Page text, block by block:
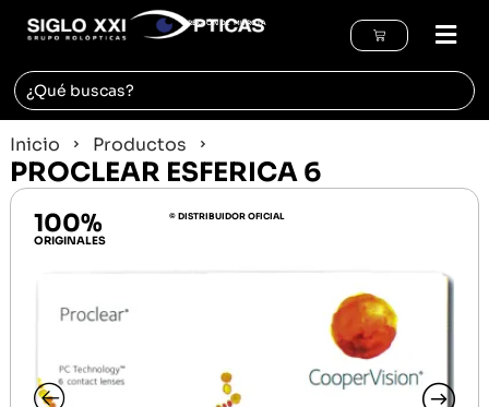
REGIÓN DE MURCIA
Inicio Productos
PROCLEAR ESFERICA 6
100%
ORIGINALES
© DISTRIBUIDOR OFICIAL